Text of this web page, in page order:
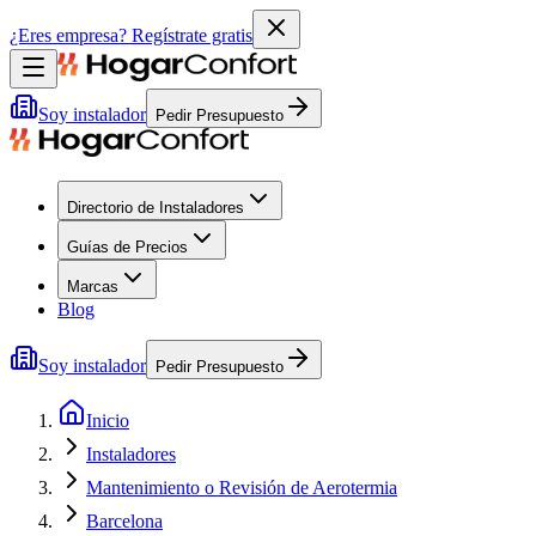
¿Eres empresa? Regístrate gratis
Soy instalador Pedir Presupuesto
Directorio de Instaladores
Guías de Precios
Marcas
Blog
Soy instalador Pedir Presupuesto
Inicio
Instaladores
Mantenimiento o Revisión de Aerotermia
Barcelona